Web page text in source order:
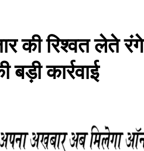
की रिश्वत लेते रंगे
कार्रवाई